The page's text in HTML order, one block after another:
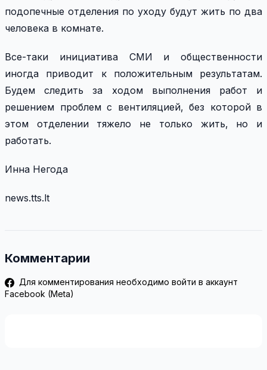
подопечные отделения по уходу будут жить по два
человека в комнате.
Все-таки инициатива СМИ и общественности
иногда приводит к положительным результатам.
Будем следить за ходом выполнения работ и
решением проблем с вентиляцией, без которой в
этом отделении тяжело не только жить, но и
работать.
Инна Негода
news.tts.lt
Комментарии
Для комментирования необходимо войти в аккаунт
Facebook (Meta)